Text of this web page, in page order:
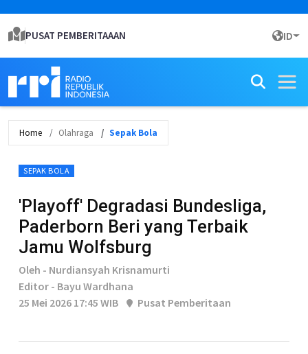
PUSAT PEMBERITAAAN ID
Home Olahraga Sepak Bola
SEPAK BOLA
'Playoff' Degradasi Bundesliga,
Paderborn Beri yang Terbaik
Jamu Wolfsburg
Oleh - Nurdiansyah Krisnamurti
Editor - Bayu Wardhana
25 Mei 2026 17:45 WIB
Pusat Pemberitaan